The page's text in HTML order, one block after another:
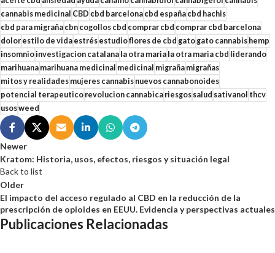
cannabis medicinal CBD cbd barcelonacbd españacbd hachis
cbd para migrañacbncogollos cbd comprar cbd comprar cbd barcelona
dolorestilo de vidaestrésestudioflores de cbd gatogato cannabishemp
insomnioinvestigacion catalanala otra mariala otra maria cbd liderando
marihuanamarihuana medicinal medicinal migrañamigrañas
mitos y realidadesmujeres cannabisnuevos cannabonoides
potencial terapeuticorevolucion cannabicariesgossalud sativanol thcv
usosweed
Newer
Kratom: Historia, usos, efectos, riesgos y situación legal
Back to list
Older
El impacto del acceso regulado al CBD en la reducción de la
prescripción de opioides en EEUU. Evidencia y perspectivas actuales
Publicaciones Relacionadas